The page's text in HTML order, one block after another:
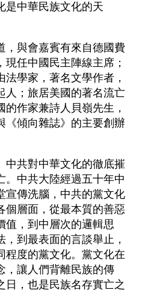
是中華民族文化的天
，與會嘉賓有來自德國費
任中國民主陣線主席；
學家，著名文學作者，
人；旅居美國的著名流亡
作家兼詩人貝嶺先生，
《傾向雜誌》的主要創辦
中共對中華文化的徹底摧
。中共大陸經過五十年中
宣傳洗腦，中共的黨文化
個層面，從最本質的善惡
值，到中層次的邏輯思
到最表面的言談舉止，
程度的黨文化。黨文化在
，讓人們背離民族的傳
日，也是民族名存實亡之